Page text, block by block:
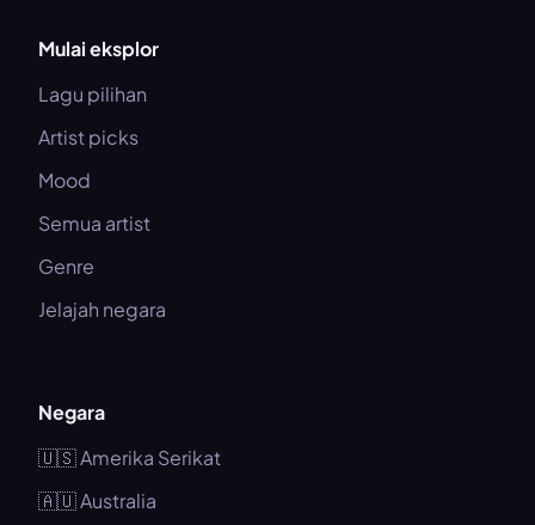
Mulai eksplor
Lagu pilihan
Artist picks
Mood
Semua artist
Genre
Jelajah negara
Negara
🇺🇸 Amerika Serikat
🇦🇺 Australia